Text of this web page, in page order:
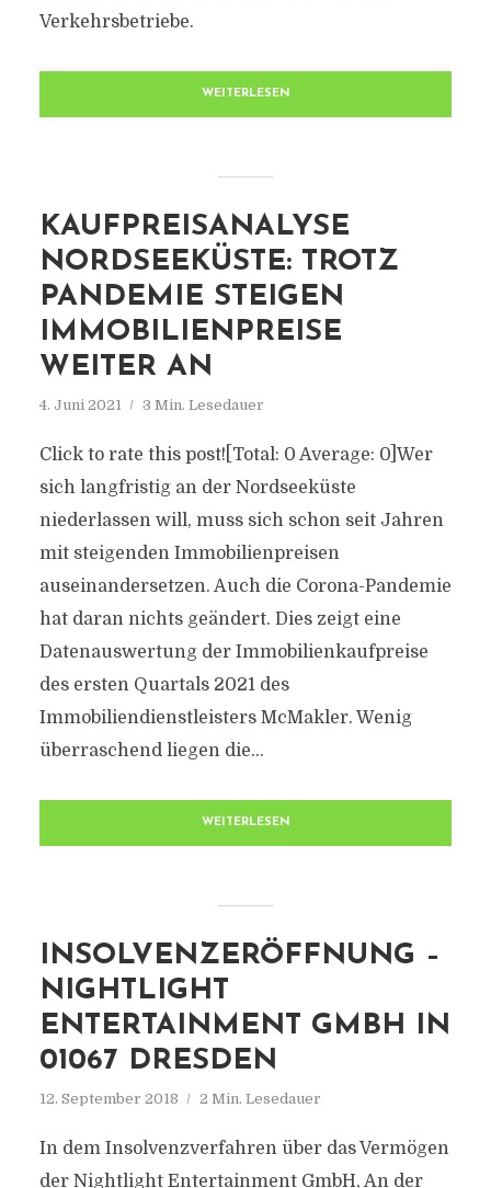
Verkehrsbetriebe.
WEITERLESEN
KAUFPREISANALYSE
NORDSEEKÜSTE: TROTZ
PANDEMIE STEIGEN
IMMOBILIENPREISE
WEITER AN
4. Juni 2021 3 Min. Lesedauer
Click to rate this post![Total: 0 Average: 0]Wer
sich langfristig an der Nordseeküste
niederlassen will, muss sich schon seit Jahren
mit steigenden Immobilienpreisen
auseinandersetzen. Auch die Corona-Pandemie
hat daran nichts geändert. Dies zeigt eine
Datenauswertung der Immobilienkaufpreise
des ersten Quartals 2021 des
Immobiliendienstleisters McMakler. Wenig
überraschend liegen die...
WEITERLESEN
INSOLVENZERÖFFNUNG –
NIGHTLIGHT
ENTERTAINMENT GMBH IN
01067 DRESDEN
12. September 2018 2 Min. Lesedauer
In dem Insolvenzverfahren über das Vermögen
der Nightlight Entertainment GmbH, An der